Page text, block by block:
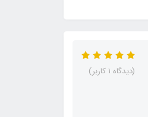
(دیدگاه 1 کاربر)